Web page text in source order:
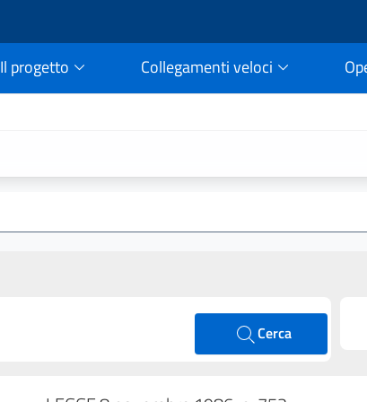
Il progetto Collegamenti veloci
Cerca